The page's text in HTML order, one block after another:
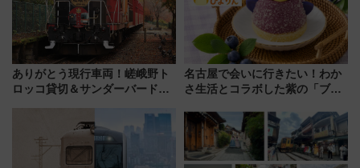
ありがとう現行車両！嵯峨野ト
ロッコ貸切＆サンダーバードレ
斉藤雪乃＆福原トシヒロと行
く！9月13日「京都の鉄道満喫
ツアー」開催
名古屋で会いに行きたい！わか
さ生活とコラボした紫の「ブル
売